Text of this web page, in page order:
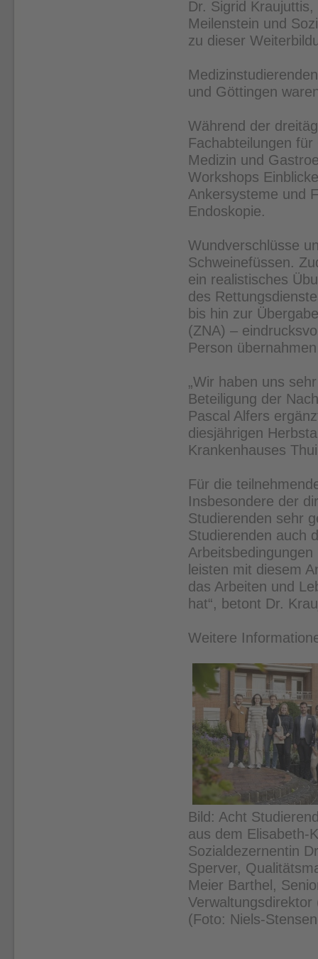
Dr. Sigrid
Meilenstein und
zu dieser
und Göttingen
Während der
Fachabteilungen
Medizin und
Workshops
Ankersysteme und
Endoskopie.
Wundverschlüsse
Schweinefüssen.
ein realistisches
des
bis hin zur
(ZNA) –
Person
„Wir haben uns
Beteiligung der
Pascal Alfers
diesjährigen
Krankenhauses
Für die
Insbesondere der
Studierenden sehr
Studierenden auch
leisten mit diesem
das Arbeiten und
hat“, betont Dr.
Weitere
Bild: Acht
aus dem Elisabeth-
Sozialdezernentin
Sperver,
Meier Barthel,
(Foto: Niels-